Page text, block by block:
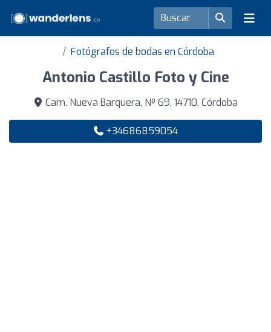
Fotógrafos de bodas en Córdoba
Antonio Castillo Foto y Cine
Cam. Nueva Barquera, Nº 69, 14710, Córdoba
+34686859054